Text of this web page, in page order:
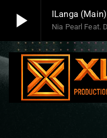
play_arrow ILanga (Main)
Nia Pearl Feat.
play_arrow Xltrax Radio
Xltrax Radio